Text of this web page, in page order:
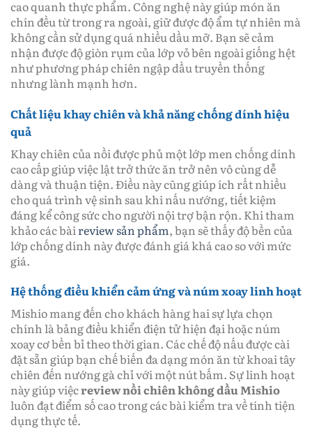
cao quanh thực phẩm. Công nghệ này giúp món ăn
chín đều từ trong ra ngoài, giữ được độ ẩm tự nhiên mà
không cần sử dụng quá nhiều dầu mỡ. Bạn sẽ cảm
nhận được độ giòn rụm của lớp vỏ bên ngoài giống hệt
như phương pháp chiên ngập dầu truyền thống
nhưng lành mạnh hơn.
Chất liệu khay chiên và khả năng chống dính hiệu
quả
Khay chiên của nồi được phủ một lớp men chống dính
cao cấp giúp việc lật trở thức ăn trở nên vô cùng dễ
dàng và thuận tiện. Điều này cũng giúp ích rất nhiều
cho quá trình vệ sinh sau khi nấu nướng, tiết kiệm
đáng kể công sức cho người nội trợ bận rộn. Khi tham
khảo các bàireview sản phẩm, bạn sẽ thấy độ bền của
lớp chống dính này được đánh giá khá cao so với mức
giá.
Hệ thống điều khiển cảm ứng và núm xoay linh hoạt
Mishio mang đến cho khách hàng hai sự lựa chọn
chính là bảng điều khiển điện tử hiện đại hoặc núm
xoay cơ bền bỉ theo thời gian. Các chế độ nấu được cài
đặt sẵn giúp bạn chế biến đa dạng món ăn từ khoai tây
chiên đến nướng gà chỉ với một nút bấm. Sự linh hoạt
này giúp việcreview nồi chiên không dầu Mishio
luôn đạt điểm số cao trong các bài kiểm tra về tính tiện
dụng thực tế.